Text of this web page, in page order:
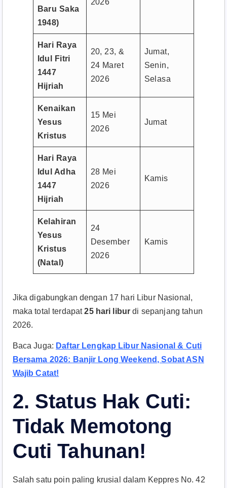
Baru Saka
1948)
Hari Raya
Idul Fitri
1447
Hijriah
20, 23, &
24 Maret
2026
Jumat,
Senin,
Selasa
Kenaikan
Yesus
Kristus
15 Mei
2026
Jumat
Hari Raya
Idul Adha
1447
Hijriah
28 Mei
2026
Kamis
Kelahiran
Yesus
Kristus
(Natal)
24
Desember
2026
Kamis
Jika digabungkan dengan 17 hari Libur Nasional,
maka total terdapat25 hari libur di sepanjang tahun
2026.
Baca Juga: Daftar Lengkap Libur Nasional & Cuti
Bersama 2026: Banjir Long Weekend, Sobat ASN
Wajib Catat!
2. Status Hak Cuti:
Tidak Memotong
Cuti Tahunan!
Salah satu poin paling krusial dalam Keppres No. 42